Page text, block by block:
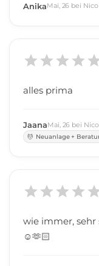
AnikaMai, 26 bei
alles prima
JaanaMai 26 bei
Neuanlage +
wie immer, sehr
☺️🫶🏻